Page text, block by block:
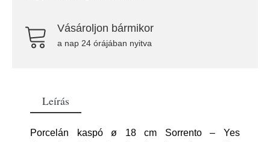
Vásároljon bármikor
a nap 24 órájában nyitva
Leírás
Porcelán kaspó ø 18 cm Sorrento – Yes